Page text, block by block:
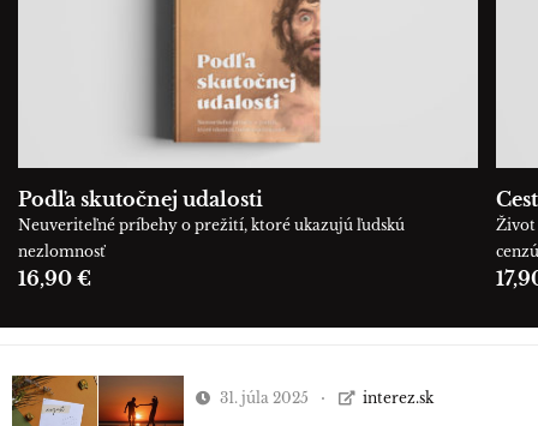
Podľa skutočnej udalosti
Neuveriteľné príbehy o prežití, ktoré ukazujú ľudskú
nezlomnosť
16,90 €
Život
31. júla 2025 interez.sk